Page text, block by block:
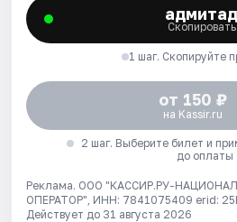
адмитад
Скопировать
1 шаг. Скопируйте
от 150 ₽
на Kassir.ru
2 шаг. Выберите билет и
до оплаты
Реклама. ООО "КАССИР.РУ-
ОПЕРАТОР", ИНН: 7841075409 erid:
Действует до 31 августа 2026